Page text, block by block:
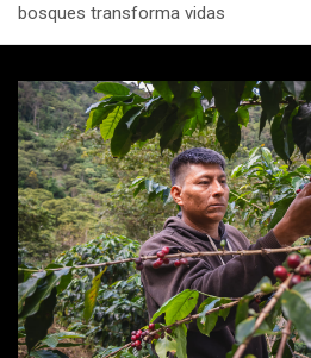
bosques transforma vidas